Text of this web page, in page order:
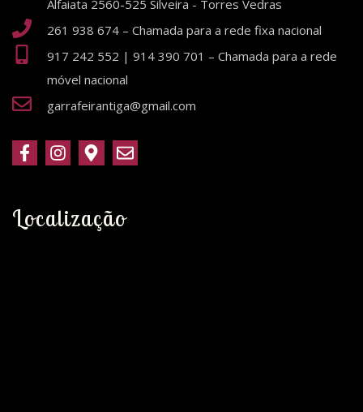
Alfaiata 2560-525 Silveira - Torres Vedras
261 938 674 – Chamada para a rede fixa nacional
917 242 552 | 914 390 701 – Chamada para a rede
móvel nacional
garrafeirantiga@gmail.com
Localização